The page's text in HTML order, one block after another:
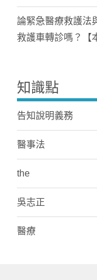
論緊急醫療救護法
救護車轉診嗎？【
知識點
告知說明義務
醫事法
the
吳志正
醫療